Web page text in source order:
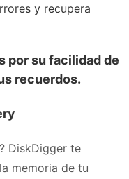
y recupera
por su facilidad de
recuerdos.
DiskDigger te
memoria de tu